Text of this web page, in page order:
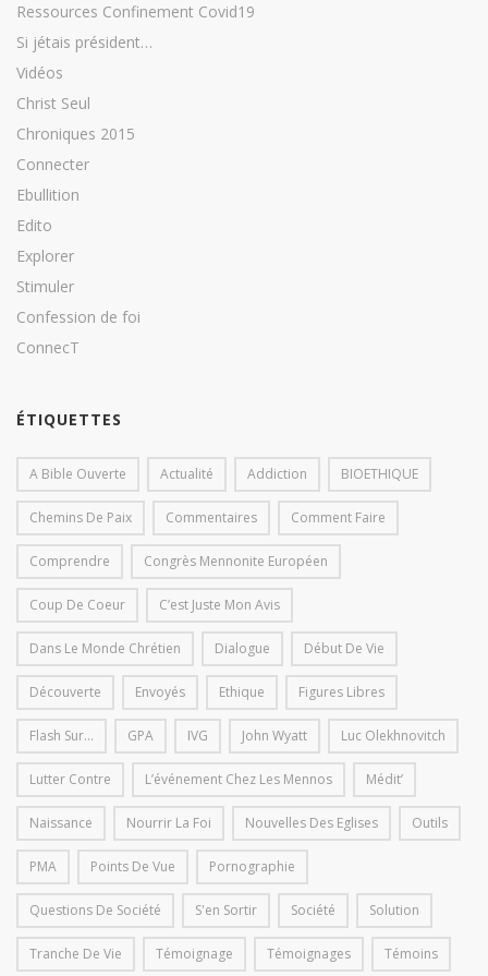
Ressources Confinement Covid19
Si jétais président…
Vidéos
Christ Seul
Chroniques 2015
Connecter
Ebullition
Edito
Explorer
Stimuler
Confession de foi
ConnecT
ÉTIQUETTES
A Bible Ouverte Actualité Addiction BIOETHIQUE
Chemins De Paix Commentaires Comment Faire
Comprendre Congrès Mennonite Européen
Coup De Coeur C’est Juste Mon Avis
Dans Le Monde Chrétien Dialogue Début De Vie
Découverte Envoyés Ethique Figures Libres
Flash Sur... GPA IVG John Wyatt Luc Olekhnovitch
Lutter Contre L’événement Chez Les Mennos Médit’
Naissance Nourrir La Foi Nouvelles Des Eglises Outils
PMA Points De Vue Pornographie
Questions De Société S'en Sortir Société Solution
Tranche De Vie Témoignage Témoignages Témoins